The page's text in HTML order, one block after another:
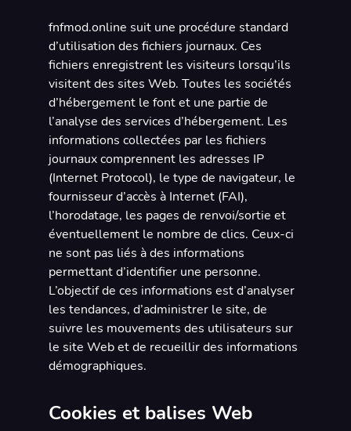
fnfmod.online suit une procédure standard
d’utilisation des fichiers journaux. Ces
fichiers enregistrent les visiteurs lorsqu’ils
visitent des sites Web. Toutes les sociétés
d’hébergement le font et une partie de
l’analyse des services d’hébergement. Les
informations collectées par les fichiers
journaux comprennent les adresses IP
(Internet Protocol), le type de navigateur, le
fournisseur d’accès à Internet (FAI),
l’horodatage, les pages de renvoi/sortie et
éventuellement le nombre de clics. Ceux-ci
ne sont pas liés à des informations
permettant d’identifier une personne.
L’objectif de ces informations est d’analyser
les tendances, d’administrer le site, de
suivre les mouvements des utilisateurs sur
le site Web et de recueillir des informations
démographiques.
Cookies et balises Web